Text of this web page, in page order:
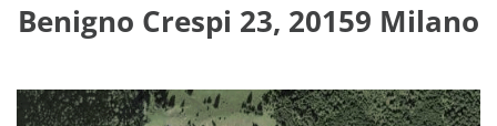
Benigno Crespi 23, 20159 Milano